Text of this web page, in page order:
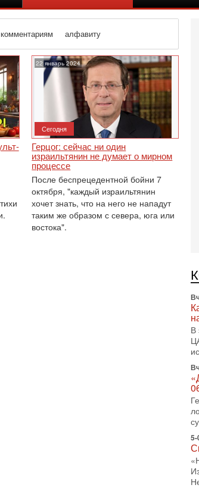
комментариям алфавиту
22 январь 2024
Сегодня
Герцог: сейчас ни один
израильтянин не думает о мирном
процессе
После беспрецедентной бойни 7
октября, "каждый израильтянин
хочет знать, что на него не нападут
таким же образом с севера, юга или
востока".
В
5-